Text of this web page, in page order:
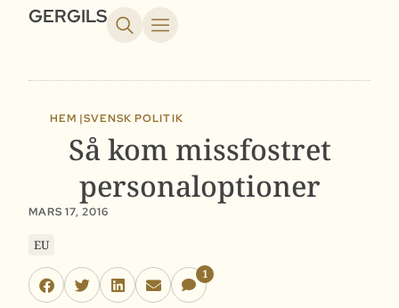
GERGILS
HEM |SVENSK POLITIK
Så kom missfostret
personaloptioner
MARS 17, 2016
EU
1